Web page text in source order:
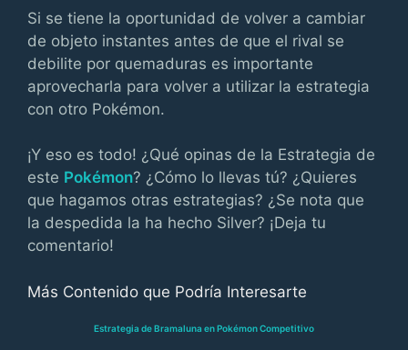
Si se tiene la oportunidad de volver a cambiar
de objeto instantes antes de que el rival se
debilite por quemaduras es importante
aprovecharla para volver a utilizar la estrategia
con otro Pokémon.
¡Y eso es todo! ¿Qué opinas de la Estrategia de
este Pokémon? ¿Cómo lo llevas tú? ¿Quieres
que hagamos otras estrategias? ¿Se nota que
la despedida la ha hecho Silver? ¡Deja tu
comentario!
Más Contenido que Podría Interesarte
Estrategia de Bramaluna en Pokémon Competitivo